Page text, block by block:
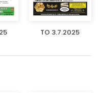
TO 3.7.2025